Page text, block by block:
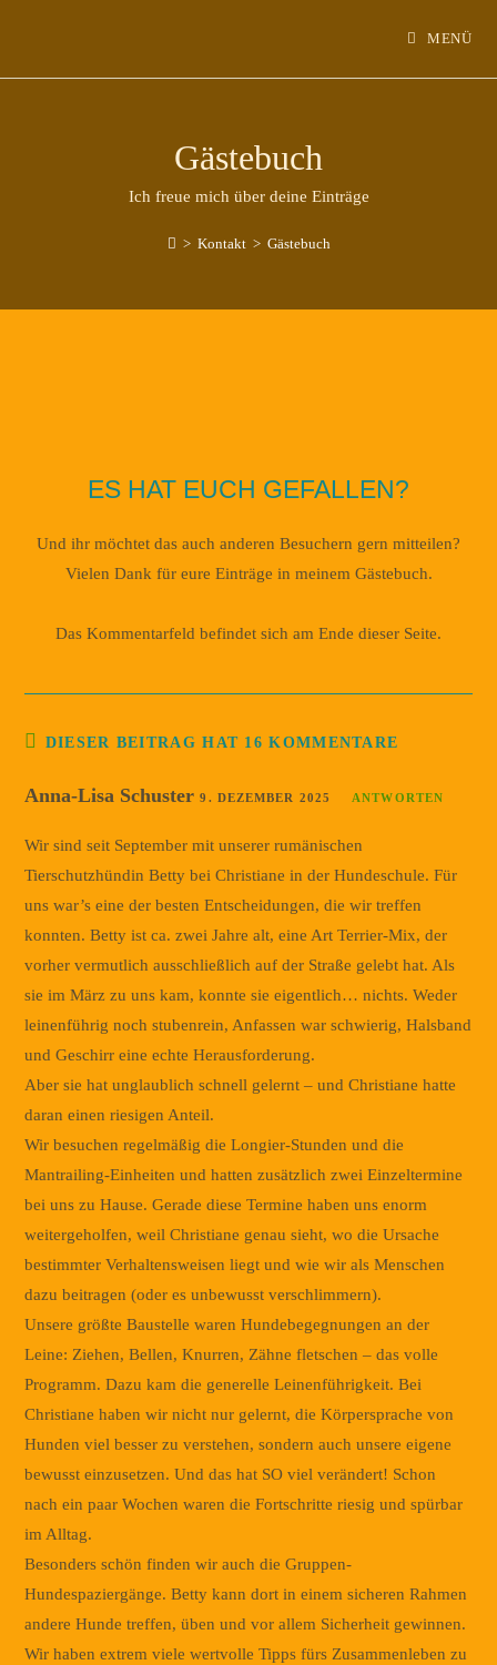
MENÜ
Gästebuch
Ich freue mich über deine Einträge
> Kontakt > Gästebuch
ES HAT EUCH GEFALLEN?
Und ihr möchtet das auch anderen Besuchern gern mitteilen?
Vielen Dank für eure Einträge in meinem Gästebuch.
Das Kommentarfeld befindet sich am Ende dieser Seite.
DIESER BEITRAG HAT 16 KOMMENTARE
Anna-Lisa Schuster9. DEZEMBER 2025 ANTWORTEN
Wir sind seit September mit unserer rumänischen
Tierschutzhündin Betty bei Christiane in der Hundeschule. Für
uns war’s eine der besten Entscheidungen, die wir treffen
konnten. Betty ist ca. zwei Jahre alt, eine Art Terrier-Mix, der
vorher vermutlich ausschließlich auf der Straße gelebt hat. Als
sie im März zu uns kam, konnte sie eigentlich… nichts. Weder
leinenführig noch stubenrein, Anfassen war schwierig, Halsband
und Geschirr eine echte Herausforderung.
Aber sie hat unglaublich schnell gelernt – und Christiane hatte
daran einen riesigen Anteil.
Wir besuchen regelmäßig die Longier-Stunden und die
Mantrailing-Einheiten und hatten zusätzlich zwei Einzeltermine
bei uns zu Hause. Gerade diese Termine haben uns enorm
weitergeholfen, weil Christiane genau sieht, wo die Ursache
bestimmter Verhaltensweisen liegt und wie wir als Menschen
dazu beitragen (oder es unbewusst verschlimmern).
Unsere größte Baustelle waren Hundebegegnungen an der
Leine: Ziehen, Bellen, Knurren, Zähne fletschen – das volle
Programm. Dazu kam die generelle Leinenführigkeit. Bei
Christiane haben wir nicht nur gelernt, die Körpersprache von
Hunden viel besser zu verstehen, sondern auch unsere eigene
bewusst einzusetzen. Und das hat SO viel verändert! Schon
nach ein paar Wochen waren die Fortschritte riesig und spürbar
im Alltag.
Besonders schön finden wir auch die Gruppen-
Hundespaziergänge. Betty kann dort in einem sicheren Rahmen
andere Hunde treffen, üben und vor allem Sicherheit gewinnen.
Wir haben extrem viele wertvolle Tipps fürs Zusammenleben zu